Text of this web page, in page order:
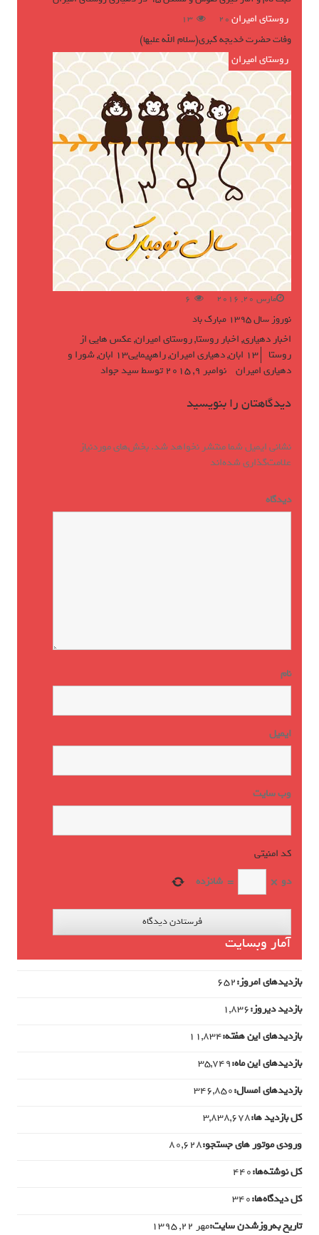
روستای امیران
ژوئن 16, 2016 13
وفات حضرت خدیجه کبری(سلام الله علیها)
روستای امیران
مارس 20, 2016 6
نوروز سال ۱۳۹۵ مبارک باد
اخبار دهیاری,اخبار روستا,روستای امیران,عکس هایی از
روستا
13 ابان ,دهیاری امیران,راهپیمایی13 ابان ,شورا و
دهیاری امیران نوامبر 9, 2015 توسطسید جواد
دیدگاهتان را بنویسید
نشانی ایمیل شما منتشر نخواهد شد.بخش‌های موردنیاز
علامت‌گذاری شده‌اند
دیدگاه
نام
ایمیل
وب‌ سایت
کد امنیتی*
دو ×
= شانزده
آمار وبسایت
بازدیدهای امروز:652
بازدید دیروز:1,836
بازدیدهای این هفته:11,834
بازدیدهای این ماه:35,749
بازدیدهای امسال:346,850
کل بازدید ها:3,838,678
ورودی‌ موتور های جستجو:80,628
کل نوشته‌ها:440
کل دیدگاه‌ها:340
تاریخ به‌روزشدن سایت:مهر ۲۲, ۱۳۹۵